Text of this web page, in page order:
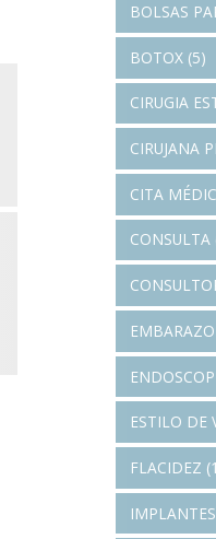
BOLSAS
BOTOX (5)
CIRUGIA
CIRUJANA
CITA
CONSULTA
EMBARAZO
ESTILO DE
FLACIDEZ